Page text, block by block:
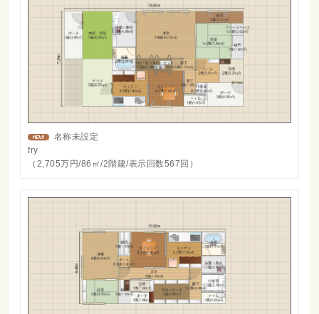
名称未設定
fry
（2,705万円/86㎡/2階建/表示回数567回）